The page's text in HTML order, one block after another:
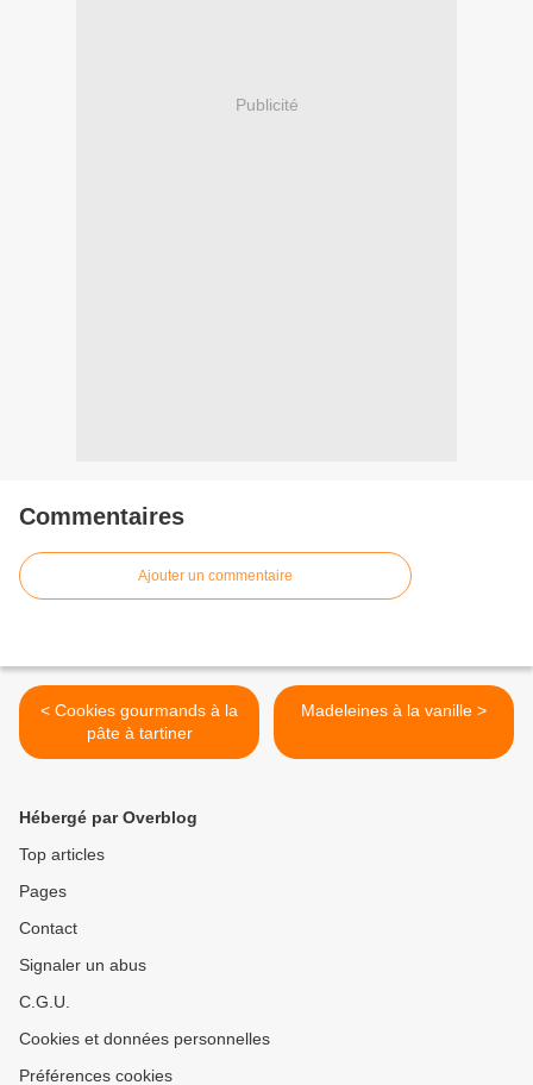
Publicité
Commentaires
Ajouter un commentaire
< Cookies gourmands à la
pâte à tartiner
Madeleines à la vanille >
Hébergé par Overblog
Top articles
Pages
Contact
Signaler un abus
C.G.U.
Cookies et données personnelles
Préférences cookies